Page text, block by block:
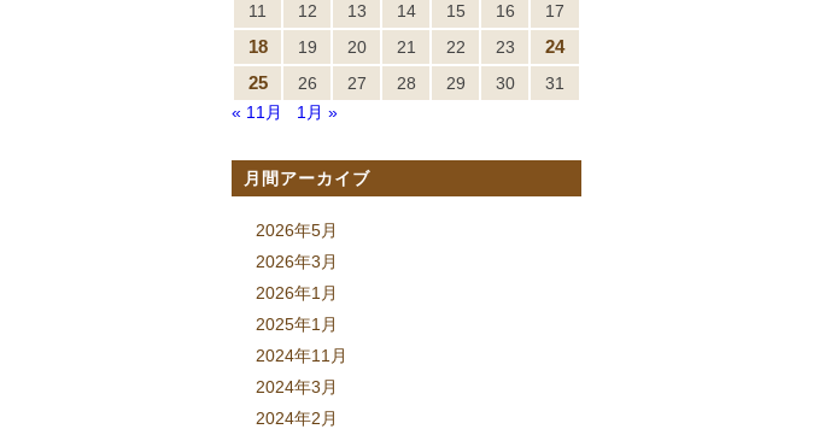
11
12 13 14 15 16 17
18 19 20 21 22 23
24
25
26 27 28 29 30
31
« 11月
1月 »
月間アーカイブ
2026年5月
2026年3月
2026年1月
2025年1月
2024年11月
2024年3月
2024年2月